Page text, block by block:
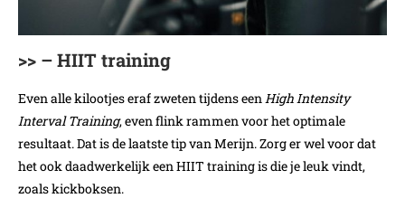
>> – HIIT training
Even alle kilootjes eraf zweten tijdens eenHigh Intensity
Interval Training, even flink rammen voor het optimale
resultaat. Dat is de laatste tip van Merijn. Zorg er wel voor dat
het ook daadwerkelijk een HIIT training is die je leuk vindt,
zoals kickboksen.